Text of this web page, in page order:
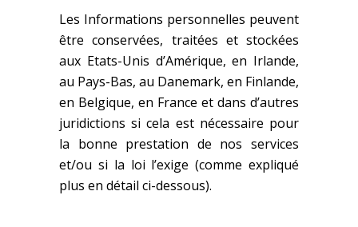
Les Informations personnelles peuvent
être conservées, traitées et stockées
aux Etats-Unis d’Amérique, en Irlande,
au Pays-Bas, au Danemark, en Finlande,
en Belgique, en France et dans d’autres
juridictions si cela est nécessaire pour
la bonne prestation de nos services
et/ou si la loi l’exige (comme expliqué
plus en détail ci-dessous).